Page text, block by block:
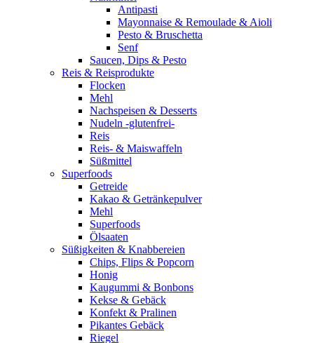
Antipasti
Mayonnaise & Remoulade & Aioli
Pesto & Bruschetta
Senf
Saucen, Dips & Pesto
Reis & Reisprodukte
Flocken
Mehl
Nachspeisen & Desserts
Nudeln -glutenfrei-
Reis
Reis- & Maiswaffeln
Süßmittel
Superfoods
Getreide
Kakao & Getränkepulver
Mehl
Superfoods
Ölsaaten
Süßigkeiten & Knabbereien
Chips, Flips & Popcorn
Honig
Kaugummi & Bonbons
Kekse & Gebäck
Konfekt & Pralinen
Pikantes Gebäck
Riegel